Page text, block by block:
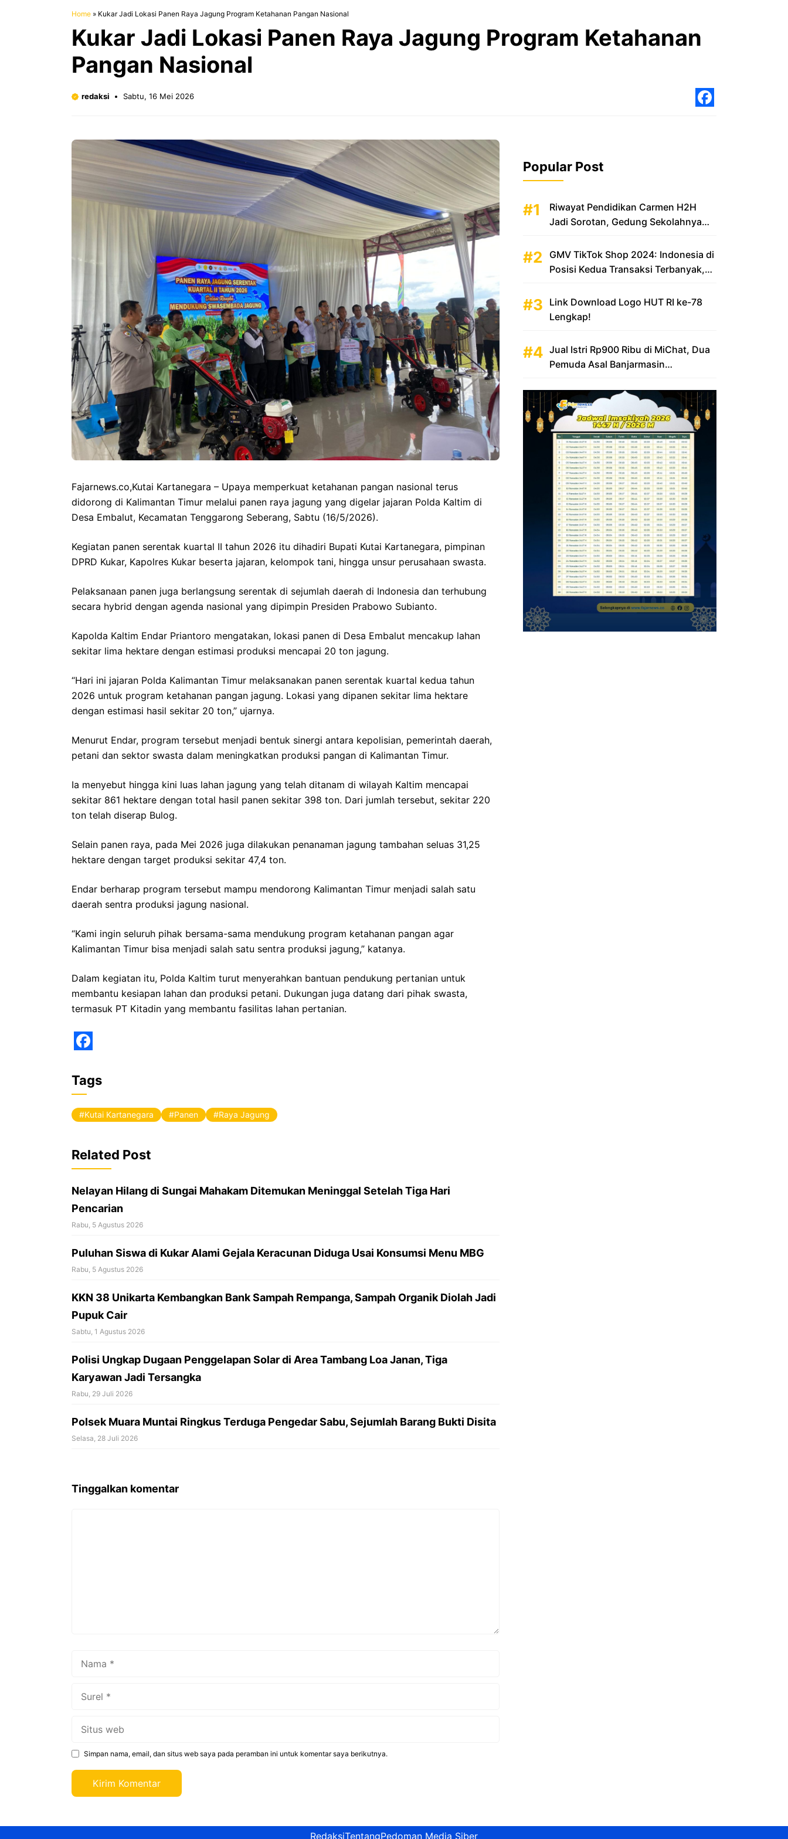
Home » Kukar Jadi Lokasi Panen Raya Jagung Program Ketahanan Pangan Nasional
Kukar Jadi Lokasi Panen Raya Jagung Program Ketahanan
Pangan Nasional
redaksi Sabtu, 16 Mei 2026
Fajarnews.co,Kutai Kartanegara – Upaya memperkuat ketahanan pangan nasional terus
didorong di Kalimantan Timur melalui panen raya jagung yang digelar jajaran Polda Kaltim di
Desa Embalut, Kecamatan Tenggarong Seberang, Sabtu (16/5/2026).
Kegiatan panen serentak kuartal II tahun 2026 itu dihadiri Bupati Kutai Kartanegara, pimpinan
DPRD Kukar, Kapolres Kukar beserta jajaran, kelompok tani, hingga unsur perusahaan swasta.
Pelaksanaan panen juga berlangsung serentak di sejumlah daerah di Indonesia dan terhubung
secara hybrid dengan agenda nasional yang dipimpin Presiden Prabowo Subianto.
Kapolda Kaltim Endar Priantoro mengatakan, lokasi panen di Desa Embalut mencakup lahan
sekitar lima hektare dengan estimasi produksi mencapai 20 ton jagung.
“Hari ini jajaran Polda Kalimantan Timur melaksanakan panen serentak kuartal kedua tahun
2026 untuk program ketahanan pangan jagung. Lokasi yang dipanen sekitar lima hektare
dengan estimasi hasil sekitar 20 ton,” ujarnya.
Menurut Endar, program tersebut menjadi bentuk sinergi antara kepolisian, pemerintah daerah,
petani dan sektor swasta dalam meningkatkan produksi pangan di Kalimantan Timur.
Ia menyebut hingga kini luas lahan jagung yang telah ditanam di wilayah Kaltim mencapai
sekitar 861 hektare dengan total hasil panen sekitar 398 ton. Dari jumlah tersebut, sekitar 220
ton telah diserap Bulog.
Selain panen raya, pada Mei 2026 juga dilakukan penanaman jagung tambahan seluas 31,25
hektare dengan target produksi sekitar 47,4 ton.
Endar berharap program tersebut mampu mendorong Kalimantan Timur menjadi salah satu
daerah sentra produksi jagung nasional.
“Kami ingin seluruh pihak bersama-sama mendukung program ketahanan pangan agar
Kalimantan Timur bisa menjadi salah satu sentra produksi jagung,” katanya.
Dalam kegiatan itu, Polda Kaltim turut menyerahkan bantuan pendukung pertanian untuk
membantu kesiapan lahan dan produksi petani. Dukungan juga datang dari pihak swasta,
termasuk PT Kitadin yang membantu fasilitas lahan pertanian.
a
c
e
o
o
k
Tags
Kutai Kartanegara Panen Raya Jagung
Related Post
Nelayan Hilang di Sungai Mahakam Ditemukan Meninggal Setelah Tiga Hari
Pencarian
Rabu, 5 Agustus 2026
Puluhan Siswa di Kukar Alami Gejala Keracunan Diduga Usai Konsumsi Menu MBG
Rabu, 5 Agustus 2026
KKN 38 Unikarta Kembangkan Bank Sampah Rempanga, Sampah Organik Diolah Jadi
Pupuk Cair
Sabtu, 1 Agustus 2026
Polisi Ungkap Dugaan Penggelapan Solar di Area Tambang Loa Janan, Tiga
Karyawan Jadi Tersangka
Rabu, 29 Juli 2026
Polsek Muara Muntai Ringkus Terduga Pengedar Sabu, Sejumlah Barang Bukti Disita
Selasa, 28 Juli 2026
Tinggalkan komentar
Simpan nama, email, dan situs web saya pada peramban ini untuk komentar saya berikutnya.
Popular Post
Riwayat Pendidikan Carmen H2H
Jadi Sorotan, Gedung Sekolahnya
GMV TikTok Shop 2024: Indonesia di
Posisi Kedua Transaksi Terbanyak,
Link Download Logo HUT RI ke-78
Lengkap!
Jual Istri Rp900 Ribu di MiChat, Dua
Pemuda Asal Banjarmasin
RedaksiTentangPedoman Media Siber